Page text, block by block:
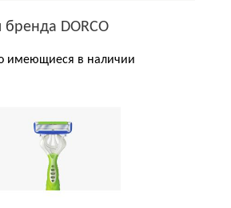
DORCO
имеющиеся в наличии